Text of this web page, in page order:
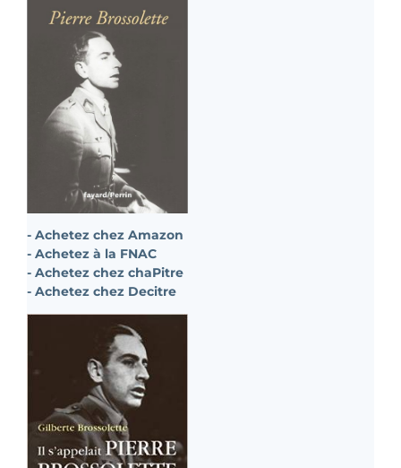
- Achetez chez Amazon
- Achetez à la FNAC
- Achetez chez chaPitre
- Achetez chez Decitre